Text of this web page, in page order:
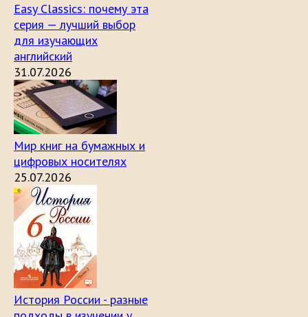
Easy Classics: почему эта
серия — лучший выбор
для изучающих
английский
31.07.2026
Мир книг на бумажных и
цифровых носителях
25.07.2026
История России - разные